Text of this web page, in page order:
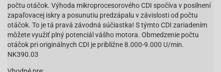
počtu otáčok. Výhoda mikroprocesorového CDI spočíva v posilnení
zapaľovacej iskry a posunutiu predzápalu v závislosti od počtu
otáčok. To je tá pravá závodná súčiastka! S týmto CDI zariadením
môžete využiť plný potenciál vášho motora. Obmedzenie počtu
otáčok pri originálnych CDI je približne 8.000-9.000 U/min.
NK390.03